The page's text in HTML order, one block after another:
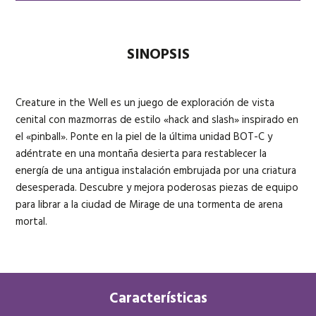
SINOPSIS
Creature in the Well es un juego de exploración de vista
cenital con mazmorras de estilo «hack and slash» inspirado en
el «pinball». Ponte en la piel de la última unidad BOT-C y
adéntrate en una montaña desierta para restablecer la
energía de una antigua instalación embrujada por una criatura
desesperada. Descubre y mejora poderosas piezas de equipo
para librar a la ciudad de Mirage de una tormenta de arena
mortal.
Características